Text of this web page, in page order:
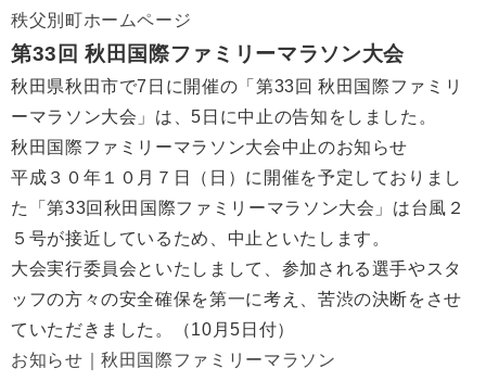
秩父別町ホームページ
第33回 秋田国際ファミリーマラソン大会
秋田県秋田市で7日に開催の「第33回 秋田国際ファミリ
ーマラソン大会」は、5日に中止の告知をしました。
秋田国際ファミリーマラソン大会中止のお知らせ
平成３０年１０月７日（日）に開催を予定しておりまし
た「第33回秋田国際ファミリーマラソン大会」は台風２
５号が接近しているため、中止といたします。
大会実行委員会といたしまして、参加される選手やスタ
ッフの方々の安全確保を第一に考え、苦渋の決断をさせ
ていただきました。（10月5日付）
お知らせ｜秋田国際ファミリーマラソン